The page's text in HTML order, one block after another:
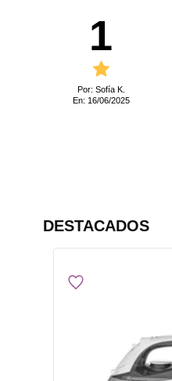
1
Por: Sofía K.
En: 16/06/2025
DESTACADOS